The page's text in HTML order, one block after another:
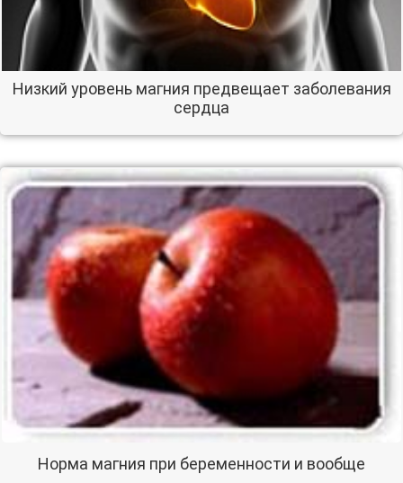
Низкий уровень магния предвещает заболевания
сердца
Норма магния при беременности и вообще